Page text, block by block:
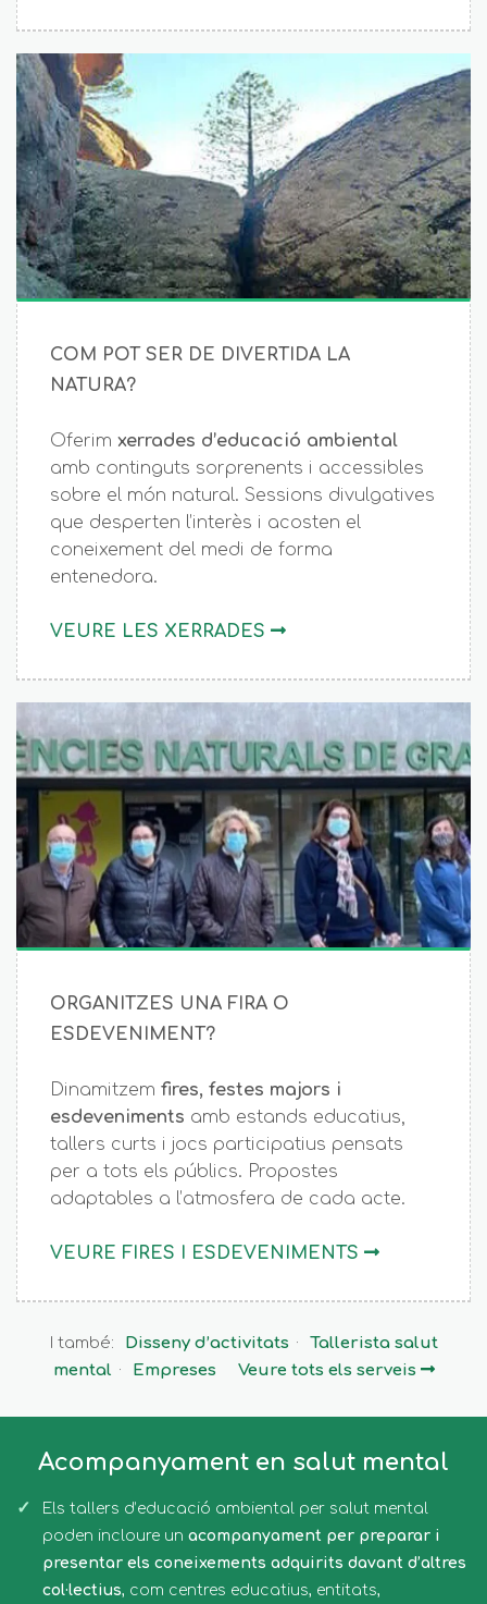
COM POT SER DE DIVERTIDA LA
NATURA?
Oferim xerrades d’educació ambiental
amb continguts sorprenents i accessibles
sobre el món natural. Sessions divulgatives
que desperten l’interès i acosten el
coneixement del medi de forma
entenedora.
VEURE LES XERRADES
ORGANITZES UNA FIRA O
ESDEVENIMENT?
Dinamitzem fires, festes majors i
esdeveniments amb estands educatius,
tallers curts i jocs participatius pensats
per a tots els públics. Propostes
adaptables a l’atmosfera de cada acte.
VEURE FIRES I ESDEVENIMENTS
I també: Disseny d’activitats ·
Tallerista salut
mental · Empreses Veure tots els serveis
Acompanyament en salut mental
Els tallers d’educació ambiental per salut mental
poden incloure un acompanyament per preparar i
presentar els coneixements adquirits davant d’altres
col·lectius, com centres educatius, entitats,